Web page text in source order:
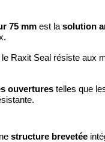
75 mm est la solution
le Raxit Seal résiste aux
ouvertures telles que
structure brevetée